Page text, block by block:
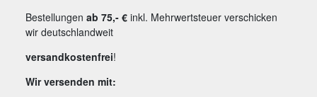
Bestellungen ab 75,- € inkl. Mehrwertsteuer verschicken
wir deutschlandweit
versandkostenfrei!
Wir versenden mit: